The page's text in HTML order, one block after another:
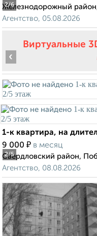
2/6
Железнодорожный район,
Агентство, 05.08.2026
Виртуальные
2/5
‹
1-к квартира, на
9 000 ₽ в месяц
Свердловский район,
Агентство, 08.08.2026